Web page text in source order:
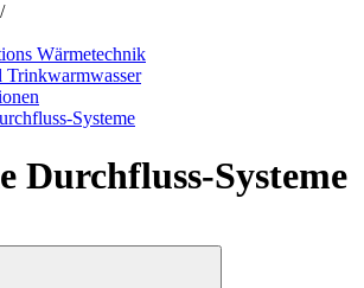
/
Wärmetechnik
Trinkwarmwasser
Systeme
Durchfluss-Systeme